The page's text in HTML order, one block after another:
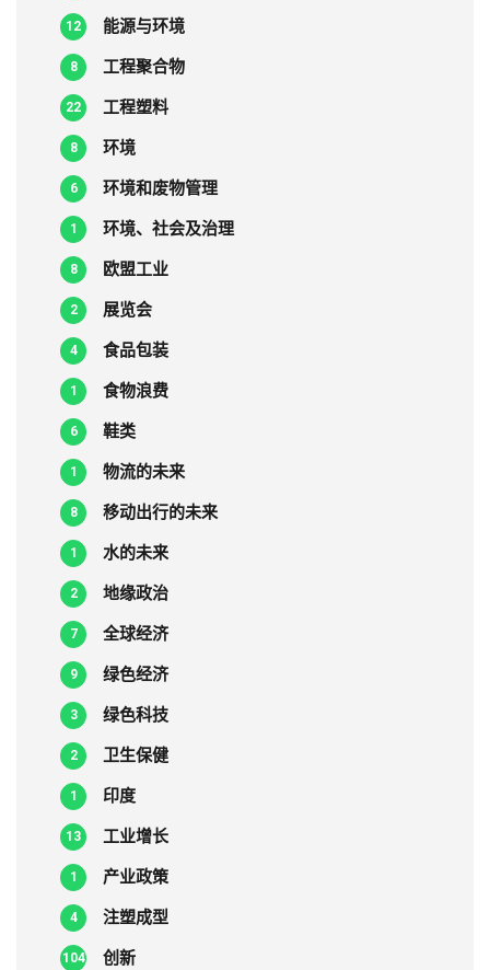
能源与环境
12
工程聚合物
8
工程塑料
22
环境
8
环境和废物管理
6
环境、社会及治理
1
欧盟工业
8
展览会
2
食品包装
4
食物浪费
1
鞋类
6
物流的未来
1
移动出行的未来
8
水的未来
1
地缘政治
2
全球经济
7
绿色经济
9
绿色科技
3
卫生保健
2
印度
1
工业增长
13
产业政策
1
注塑成型
4
创新
104